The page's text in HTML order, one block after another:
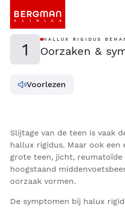
1 HALLUX RIGIDUS
Oorzaken &
Voorlezen
Slijtage van de teen is vaak
hallux rigidus. Maar ook een
grote teen, jicht,
hoogstaand
oorzaak vormen.
De symptomen bij halux